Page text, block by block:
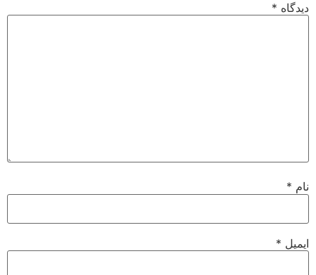
دیدگاه*
نام*
ایمیل*